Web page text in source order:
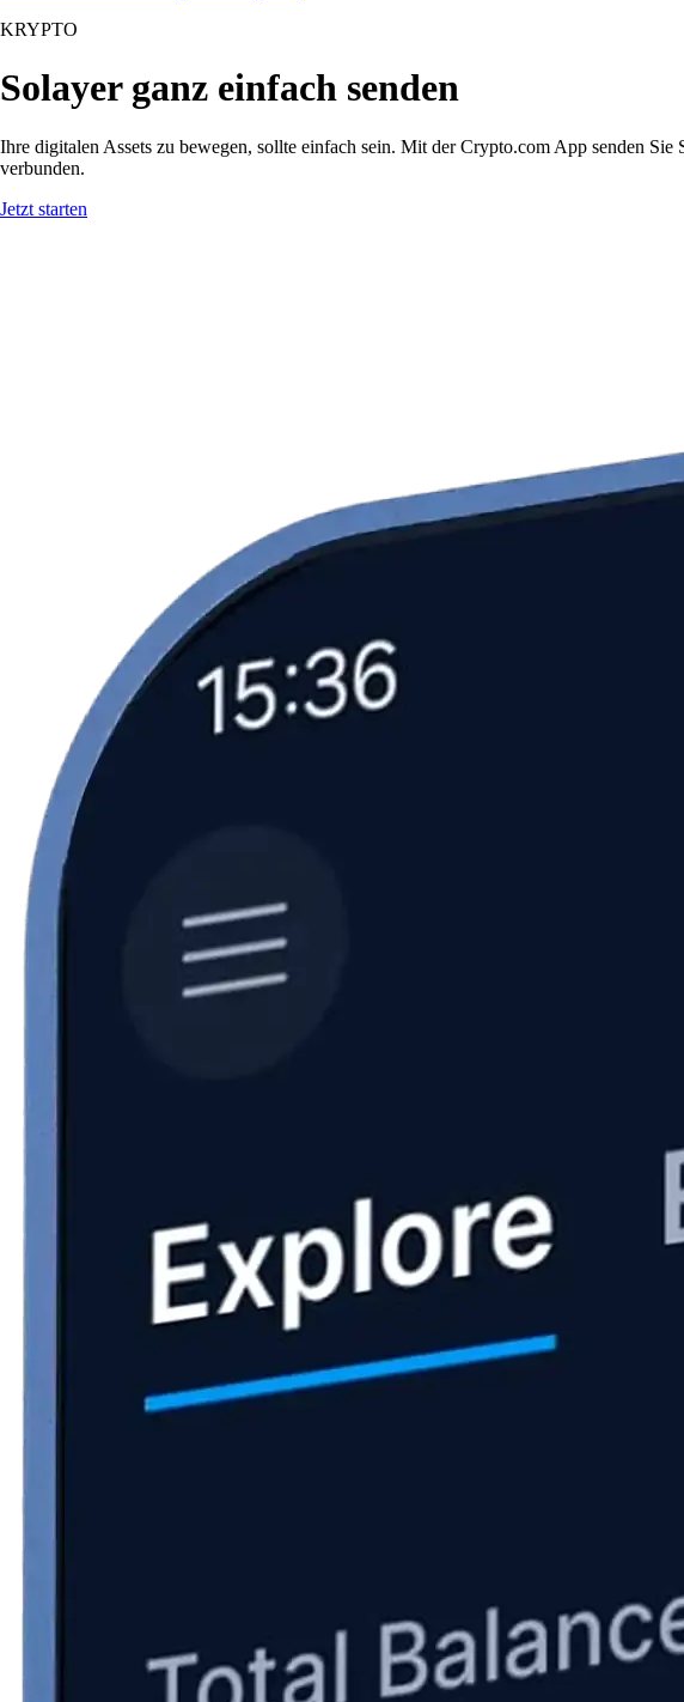
KRYPTO
Solayer ganz einfach senden
Ihre digitalen Assets zu bewegen, sollte einfach sein. Mit der Crypto.com App senden
verbunden.
Jetzt starten